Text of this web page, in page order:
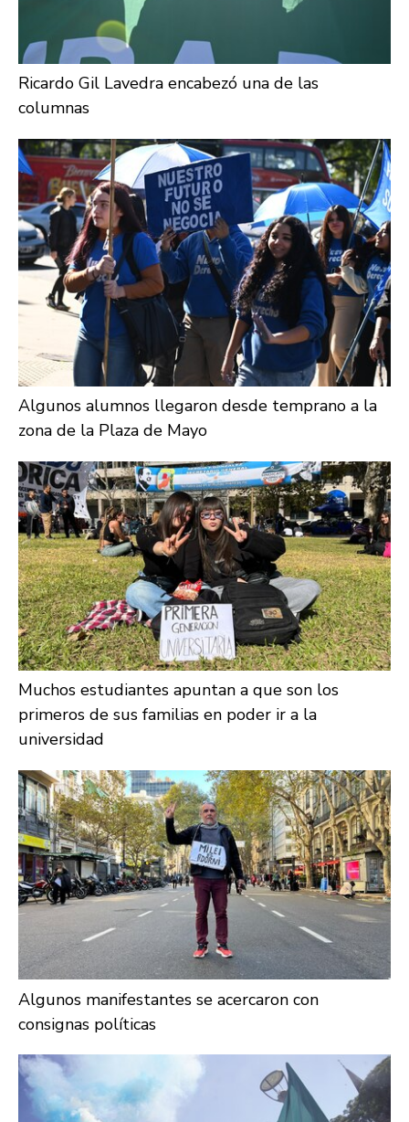
Ricardo Gil Lavedra encabezó una de las
columnas
Algunos alumnos llegaron desde temprano a la
zona de la Plaza de Mayo
Muchos estudiantes apuntan a que son los
primeros de sus familias en poder ir a la
universidad
Algunos manifestantes se acercaron con
consignas políticas